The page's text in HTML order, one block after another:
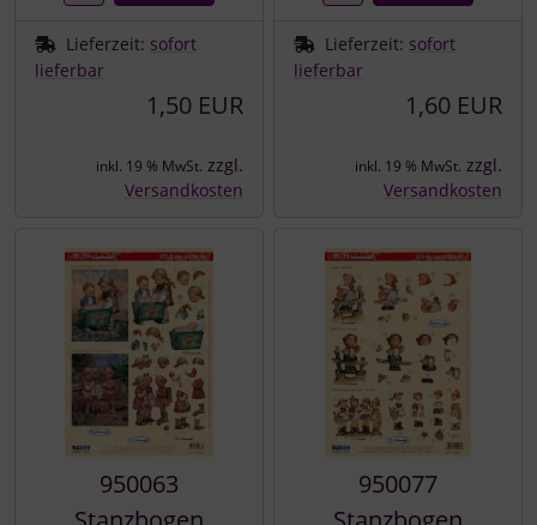
Lieferzeit: sofort
lieferbar
1,50 EUR
inkl. 19 % MwSt. zzgl.
Versandkosten
Lieferzeit: sofort
lieferbar
1,60 EUR
inkl. 19 % MwSt. zzgl.
Versandkosten
950063
950077